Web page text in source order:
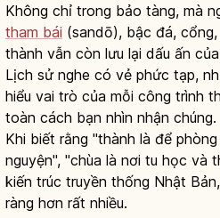
Không chỉ trong bảo tàng, mà
tham bái (sandō), bậc đá,
thành vẫn còn lưu lại dấu ấn
Lịch sử nghe có vẻ phức tạp,
hiểu vai trò của mỗi công trình
toàn cách bạn nhìn nhận chúng.
Khi biết rằng "thành là để
nguyện", "chùa là nơi tu học và
kiến trúc truyền thống Nhật
ràng hơn rất nhiều.